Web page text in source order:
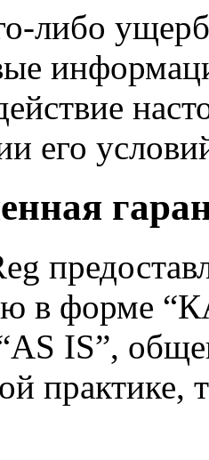
либо
его
в форме
IS”,
практике,